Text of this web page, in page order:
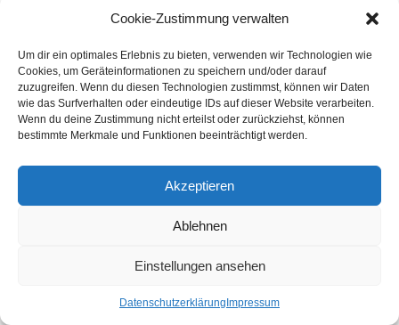
Cookie-Zustimmung verwalten
Um dir ein optimales Erlebnis zu bieten, verwenden wir Technologien wie
Cookies, um Geräteinformationen zu speichern und/oder darauf
zuzugreifen. Wenn du diesen Technologien zustimmst, können wir Daten
wie das Surfverhalten oder eindeutige IDs auf dieser Website verarbeiten.
Wenn du deine Zustimmung nicht erteilst oder zurückziehst, können
bestimmte Merkmale und Funktionen beeinträchtigt werden.
Akzeptieren
Ablehnen
Einstellungen ansehen
Datenschutzerklärung Impressum
Druckereien in Deutschland
Druckereien in Deutschland